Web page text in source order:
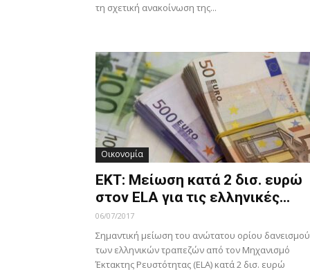
τη σχετική ανακοίνωση της...
Οικονομία
ΕΚΤ: Μείωση κατά 2 δισ. ευρώ
στον ELA για τις ελληνικές...
06/07/2017
Σημαντική μείωση του ανώτατου ορίου δανεισμού
των ελληνικών τραπεζών από τον Μηχανισμό
Έκτακτης Ρευστότητας (ELA) κατά 2 δισ. ευρώ